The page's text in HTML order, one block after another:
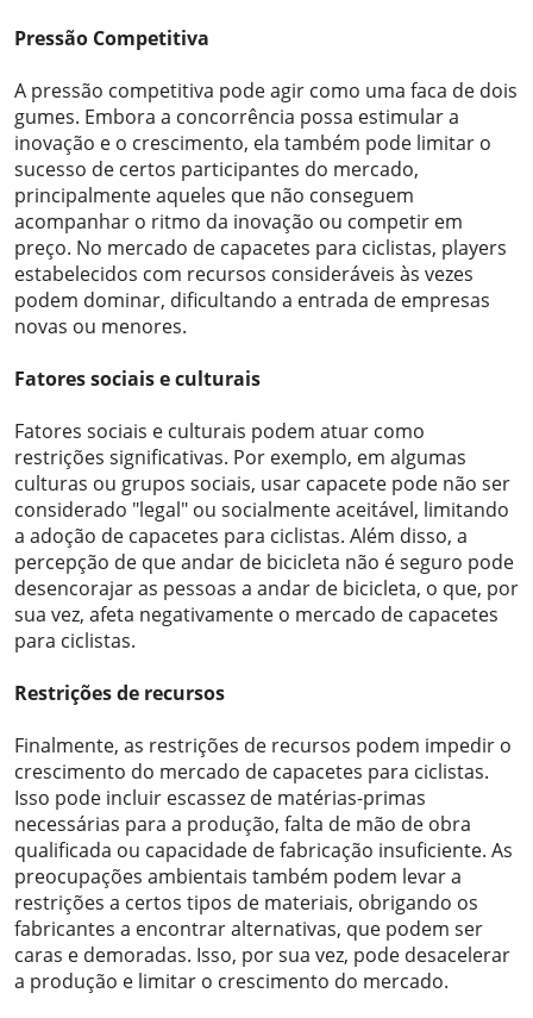
Pressão Competitiva
A pressão competitiva pode agir como uma faca de dois
gumes. Embora a concorrência possa estimular a
inovação e o crescimento, ela também pode limitar o
sucesso de certos participantes do mercado,
principalmente aqueles que não conseguem
acompanhar o ritmo da inovação ou competir em
preço. No mercado de capacetes para ciclistas, players
estabelecidos com recursos consideráveis ​​às vezes
podem dominar, dificultando a entrada de empresas
novas ou menores.
Fatores sociais e culturais
Fatores sociais e culturais podem atuar como
restrições significativas. Por exemplo, em algumas
culturas ou grupos sociais, usar capacete pode não ser
considerado "legal" ou socialmente aceitável, limitando
a adoção de capacetes para ciclistas. Além disso, a
percepção de que andar de bicicleta não é seguro pode
desencorajar as pessoas a andar de bicicleta, o que, por
sua vez, afeta negativamente o mercado de capacetes
para ciclistas.
Restrições de recursos
Finalmente, as restrições de recursos podem impedir o
crescimento do mercado de capacetes para ciclistas.
Isso pode incluir escassez de matérias-primas
necessárias para a produção, falta de mão de obra
qualificada ou capacidade de fabricação insuficiente. As
preocupações ambientais também podem levar a
restrições a certos tipos de materiais, obrigando os
fabricantes a encontrar alternativas, que podem ser
caras e demoradas. Isso, por sua vez, pode desacelerar
a produção e limitar o crescimento do mercado.